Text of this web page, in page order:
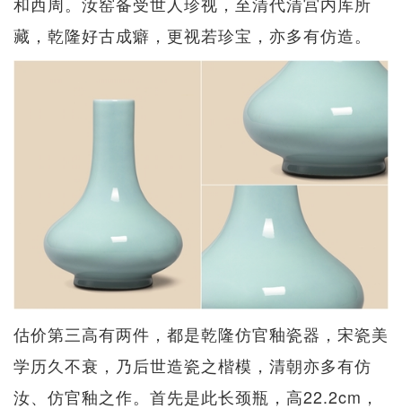
藏，乾隆好古成癖，更视若珍宝，亦多有仿造。
估价第三高有两件，都是乾隆仿官釉瓷器，宋瓷美
学历久不衰，乃后世造瓷之楷模，清朝亦多有仿
汝、仿官釉之作。首先是此长颈瓶，高22.2cm，